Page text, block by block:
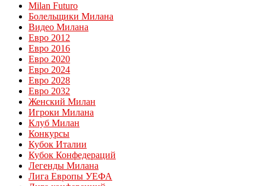
Milan Futuro
Болельщики Милана
Видео Милана
Евро 2012
Евро 2016
Евро 2020
Евро 2024
Евро 2028
Евро 2032
Женский Милан
Игроки Милана
Клуб Милан
Конкурсы
Кубок Италии
Кубок Конфедераций
Легенды Милана
Лига Европы УЕФА